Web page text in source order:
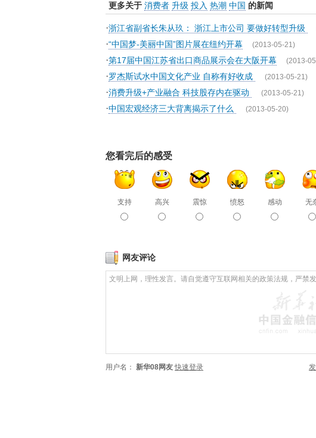
更多关于 消费者 升级 投入 热潮 中国 的新闻
·浙江省副省长朱从玖： 浙江上市公司 要做好转型升级
·“中国梦-美丽中国”图片展在纽约开幕 (2013-05-21)
·第17届中国江苏省出口商品展示会在大阪开幕 (2013-
·罗杰斯试水中国文化产业 自称有好收成 (2013-05-21)
·消费升级+产业融合 科技股存内在驱动 (2013-05-21)
·中国宏观经济三大背离揭示了什么 (2013-05-20)
您看完后的感受
支持 高兴 震惊 愤怒 感动 无
网友评论
用户名： 新华08网友 快速登录